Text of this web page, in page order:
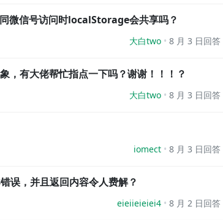
微信号访问时localStorage会共享吗？
大白two 8 月 3 日回答
，有大佬帮忙指点一下吗？谢谢！！！？
大白two 8 月 3 日回答
iomect 8 月 3 日回答
误，并且返回内容令人费解？
eieiieieiei4 8 月 2 日回答